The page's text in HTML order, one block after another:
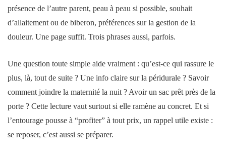
présence de l’autre parent, peau à peau si possible, souhait
d’allaitement ou de biberon, préférences sur la gestion de la
douleur. Une page suffit. Trois phrases aussi, parfois.
Une question toute simple aide vraiment : qu’est-ce qui rassure le
plus, là, tout de suite ? Une info claire sur la péridurale ? Savoir
comment joindre la maternité la nuit ? Avoir un sac prêt près de la
porte ? Cette lecture vaut surtout si elle ramène au concret. Et si
l’entourage pousse à “profiter” à tout prix, un rappel utile existe :
se reposer, c’est aussi se préparer.